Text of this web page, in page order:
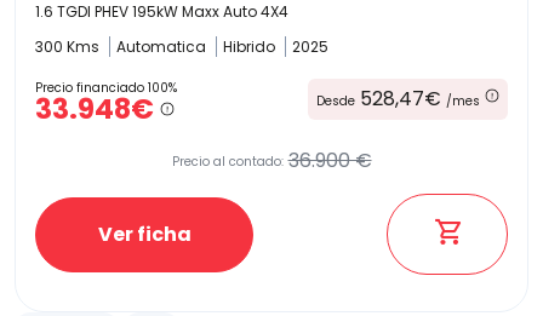
1.6 TGDI PHEV 195kW Maxx Auto 4X4
300 Kms
Automatica Hibrido 2025
Precio financiado 100%
33.948€ Desde 528,47€ /mes
Precio al contado: 36.900 €
Ver ficha